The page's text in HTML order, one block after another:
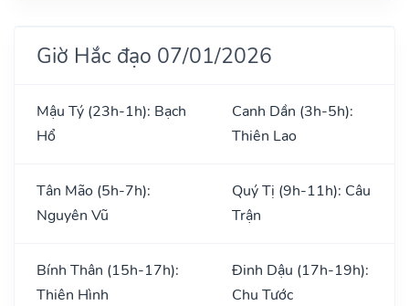
Giờ Hắc đạo 07/01/2026
Mậu Tý (23h-1h): Bạch
Hổ
Canh Dần (3h-5h):
Thiên Lao
Tân Mão (5h-7h):
Nguyên Vũ
Quý Tị (9h-11h): Câu
Trận
Bính Thân (15h-17h):
Thiên Hình
Đinh Dậu (17h-19h):
Chu Tước